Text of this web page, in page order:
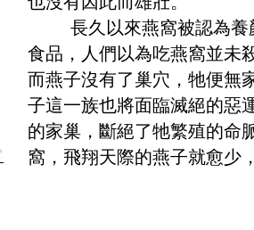
長久以來燕窩被認為養
食品，人們以為吃燕窩並未
而燕子沒有了巢穴，牠便無
子這一族也將面臨滅絕的惡
的家巢，斷絕了牠繁殖的命
窩，飛翔天際的燕子就愈少